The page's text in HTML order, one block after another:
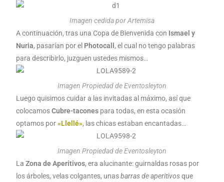
Imagen cedida por Artemisa
A continuación, tras una Copa de Bienvenida con Ismael y
Nuria, pasarían por el Photocall , el cual no tengo palabras
para describirlo, juzguen ustedes mismos…
Imagen Propiedad de Eventosleyton
Luego quisimos cuidar a las invitadas al máximo, así que
colocamosCubre-tacones para todas, en esta ocasión
optamos por«Llellé», las chicas estaban encantadas…
Imagen Propiedad de Eventosleyton
LaZona de Aperitivos, era alucinante: guirnaldas rosas por
los árboles, velas colgantes, unasbarras de aperitivosque